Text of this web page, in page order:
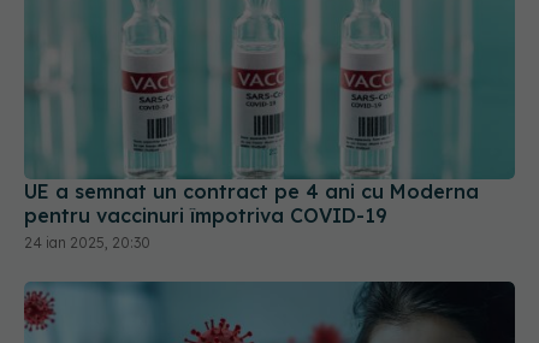
UE a semnat un contract pe 4 ani cu Moderna
pentru vaccinuri împotriva COVID-19
24 ian 2025, 20:30